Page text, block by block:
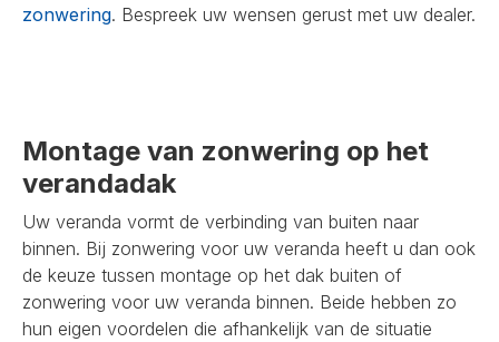
zonwering. Bespreek uw wensen gerust met uw dealer.
Montage van zonwering op het
verandadak
Uw veranda vormt de verbinding van buiten naar
binnen. Bij zonwering voor uw veranda heeft u dan ook
de keuze tussen montage op het dak buiten of
zonwering voor uw veranda binnen. Beide hebben zo
hun eigen voordelen die afhankelijk van de situatie